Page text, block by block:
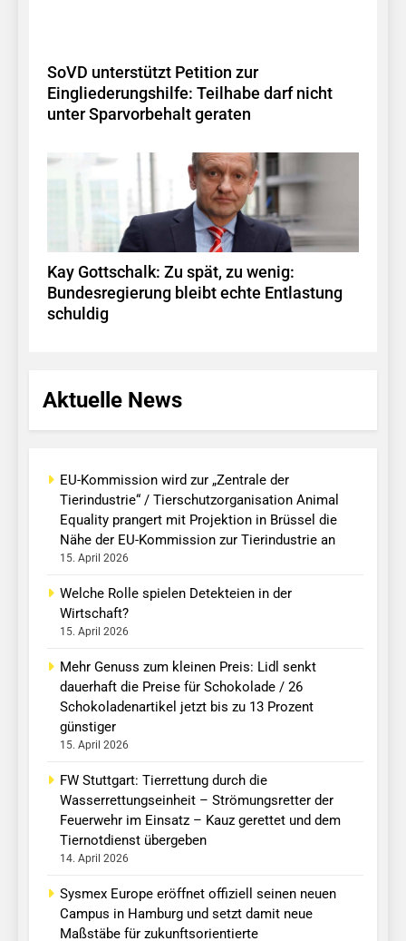
SoVD unterstützt Petition zur
Eingliederungshilfe: Teilhabe darf nicht
unter Sparvorbehalt geraten
Kay Gottschalk: Zu spät, zu wenig:
Bundesregierung bleibt echte Entlastung
schuldig
Aktuelle News
EU-Kommission wird zur „Zentrale der
Tierindustrie“ / Tierschutzorganisation Animal
Equality prangert mit Projektion in Brüssel die
Nähe der EU-Kommission zur Tierindustrie an
15. April 2026
Welche Rolle spielen Detekteien in der
Wirtschaft?
15. April 2026
Mehr Genuss zum kleinen Preis: Lidl senkt
dauerhaft die Preise für Schokolade / 26
Schokoladenartikel jetzt bis zu 13 Prozent
günstiger
15. April 2026
FW Stuttgart: Tierrettung durch die
Wasserrettungseinheit – Strömungsretter der
Feuerwehr im Einsatz – Kauz gerettet und dem
Tiernotdienst übergeben
14. April 2026
Sysmex Europe eröffnet offiziell seinen neuen
Campus in Hamburg und setzt damit neue
Maßstäbe für zukunftsorientierte